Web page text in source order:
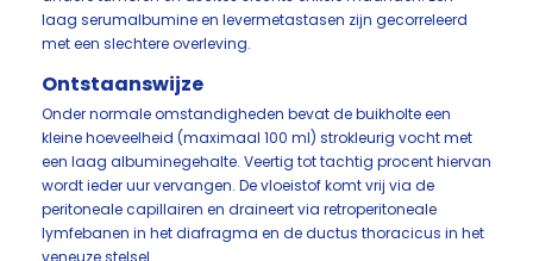
laag serumalbumine en levermetastasen zijn gecorreleerd
met een slechtere overleving.
Ontstaanswijze
Onder normale omstandigheden bevat de buikholte een
kleine hoeveelheid (maximaal 100 ml) strokleurig vocht met
een laag albuminegehalte. Veertig tot tachtig procent hiervan
wordt ieder uur vervangen. De vloeistof komt vrij via de
peritoneale capillairen en draineert via retroperitoneale
lymfebanen in het diafragma en de ductus thoracicus in het
veneuze stelsel.